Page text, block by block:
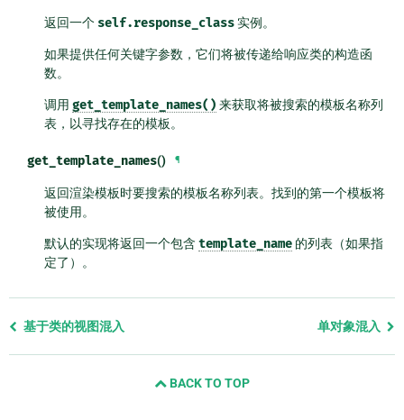
返回一个 self.response_class实例。
如果提供任何关键字参数，它们将被传递给响应类的构造函
数。
调用get_template_names() 来获取将被搜索的模板名称列
表，以寻找存在的模板。
get_template_names() ¶
返回渲染模板时要搜索的模板名称列表。找到的第一个模板将
被使用。
默认的实现将返回一个包含template_name 的列表（如果指
定了）。
Previous
基于类的视图混入 单对象混入
BACK TO TOP